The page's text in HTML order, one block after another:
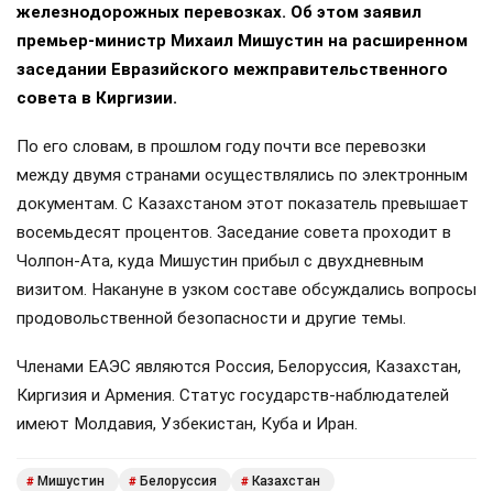
железнодорожных перевозках. Об этом заявил
премьер-министр Михаил Мишустин на расширенном
заседании Евразийского межправительственного
совета в Киргизии.
По его словам, в прошлом году почти все перевозки
между двумя странами осуществлялись по электронным
документам. С Казахстаном этот показатель превышает
восемьдесят процентов. Заседание совета проходит в
Чолпон-Ата, куда Мишустин прибыл с двухдневным
визитом. Накануне в узком составе обсуждались вопросы
продовольственной безопасности и другие темы.
Членами ЕАЭС являются Россия, Белоруссия, Казахстан,
Киргизия и Армения. Статус государств-наблюдателей
имеют Молдавия, Узбекистан, Куба и Иран.
# Мишустин # Белоруссия # Казахстан